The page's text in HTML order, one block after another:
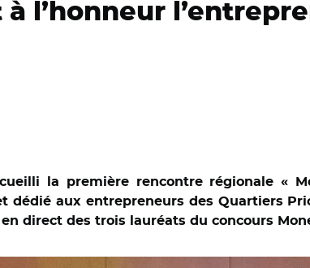
à l’honneur
la première rencontre régionale «
dédié aux entrepreneurs des Quartiers
direct des trois lauréats du concours